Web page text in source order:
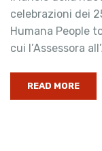
celebrazioni dei
Humana People
cui l’Assessora
READ MORE